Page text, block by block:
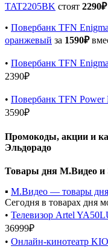
TAT2205BK стоят 2290₽
• Повербанк TFN
оранжевый за 1590₽
• Повербанк TFN
2390₽
• Повербанк TFN
3590₽
Промокоды, акции и
Эльдорадо
Товары дня М.Видео и
▪️ М.Видео — товары дня
Сегодня в товарах дня
• Телевизор Artel
36999₽
• Онлайн-кинотеатр